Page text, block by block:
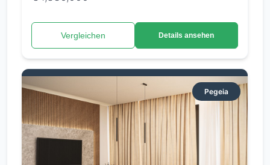
Vergleichen Details ansehen
Pegeia